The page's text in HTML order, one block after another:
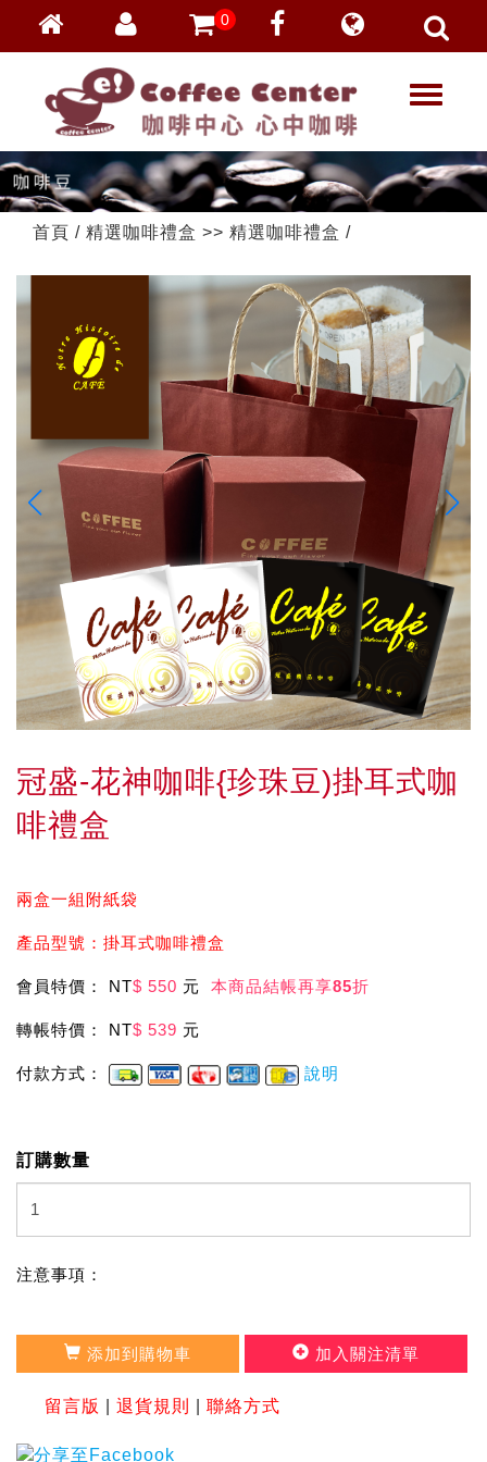
會員登入
忘記密碼
加入會員
VIP登入
VIP申請
0
T
g
l
e
i
g
i
首頁 / 精選咖啡禮盒 >> 精選咖啡禮盒 /
冠盛-花神咖啡{珍珠豆)掛耳式咖
啡禮盒
兩盒一組附紙袋
產品型號：掛耳式咖啡禮盒
會員特價： NT$ 550 元 本商品結帳再享85折
轉帳特價： NT$ 539 元
付款方式： 說明
訂購數量
注意事項：
添加到購物車 加入關注清單
留言版 退貨規則 聯絡方式